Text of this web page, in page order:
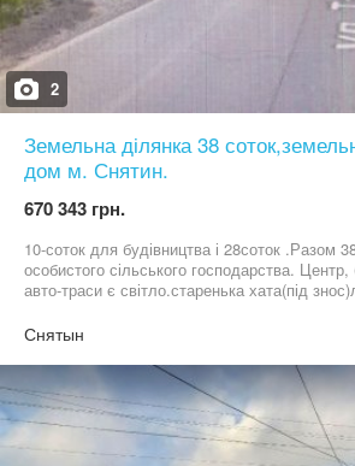
2
Земельна ділянка 38
дом м. Снятин.
670 343 грн.
10-соток для будівництва і 28соток .Разом
особистого сільського господарства. Центр,
авто-траси є світло.старенька хата(під
бізнес-плану. Тел.09******37
Снятын